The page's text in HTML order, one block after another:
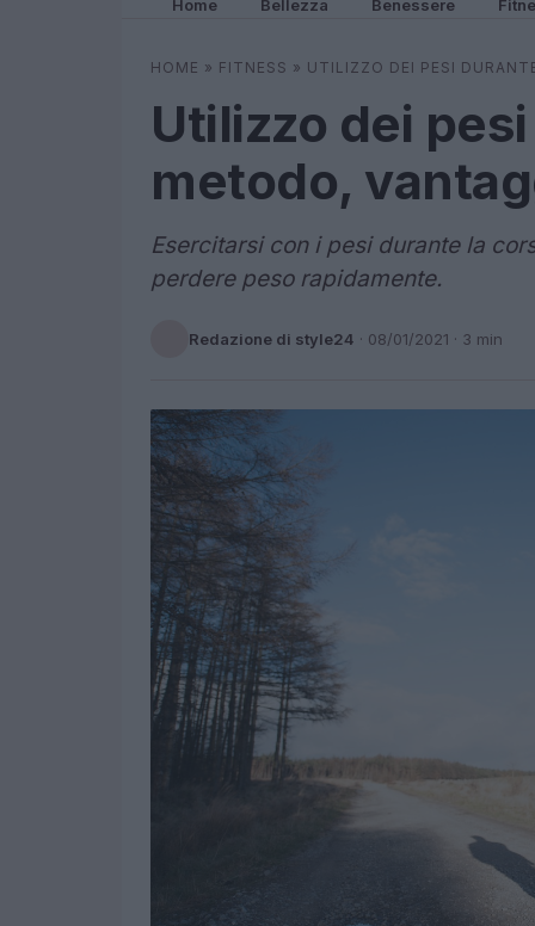
Home Bellezza Benessere
HOME » FITNESS » UTILIZZO DEI PESI
Utilizzo dei
metodo,
Esercitarsi con i pesi durante la
perdere peso rapidamente.
Redazione di style24 · 08/01/2021 · 3 min